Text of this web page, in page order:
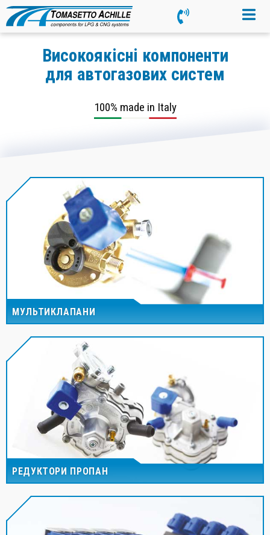
Високоякісні компоненти
для автогазових систем
100% made in Italy
МУЛЬТИКЛАПАНИ
РЕДУКТОРИ ПРОПАН